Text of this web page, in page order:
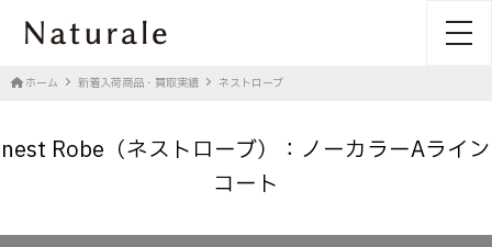
ホーム 新着入荷商品・買取実績 ネストローブ
nest Robe（ネストローブ）：ノーカラーAライン
コート